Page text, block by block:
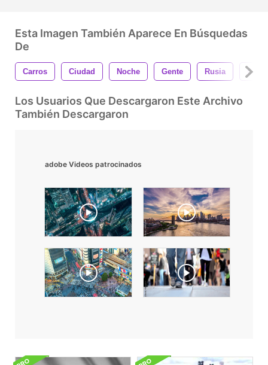
Esta Imagen También Aparece En Búsquedas
De
Carros Ciudad Noche Gente Rusia Calle
Los Usuarios Que Descargaron Este Archivo
También Descargaron
adobe Videos patrocinados